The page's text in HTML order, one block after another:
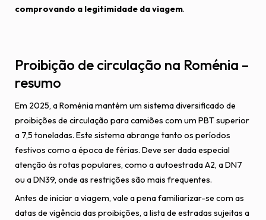
comprovando a legitimidade da viagem.
Proibição de circulação na Roménia –
resumo
Em 2025, a Roménia mantém um sistema diversificado de
proibições de circulação para camiões com um PBT superior
a 7,5 toneladas. Este sistema abrange tanto os períodos
festivos como a época de férias. Deve ser dada especial
atenção às rotas populares, como a autoestrada A2, a DN7
ou a DN39, onde as restrições são mais frequentes.
Antes de iniciar a viagem, vale a pena familiarizar-se com as
datas de vigência das proibições, a lista de estradas sujeitas a